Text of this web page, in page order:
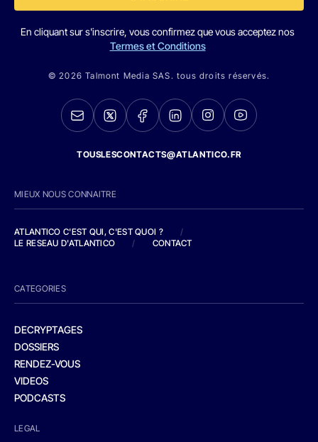
En cliquant sur s'inscrire, vous confirmez que vous acceptez nos
Termes et Conditions
© 2026 Talmont Media SAS. tous droits réservés.
TOUSLESCONTACTS@ATLANTICO.FR
MIEUX NOUS CONNAITRE
ATLANTICO C'EST QUI, C'EST QUOI ?
/
LE RESEAU D'ATLANTICO
/ CONTACT
CATEGORIES
DECRYPTAGES
DOSSIERS
RENDEZ-VOUS
VIDEOS
PODCASTS
LEGAL